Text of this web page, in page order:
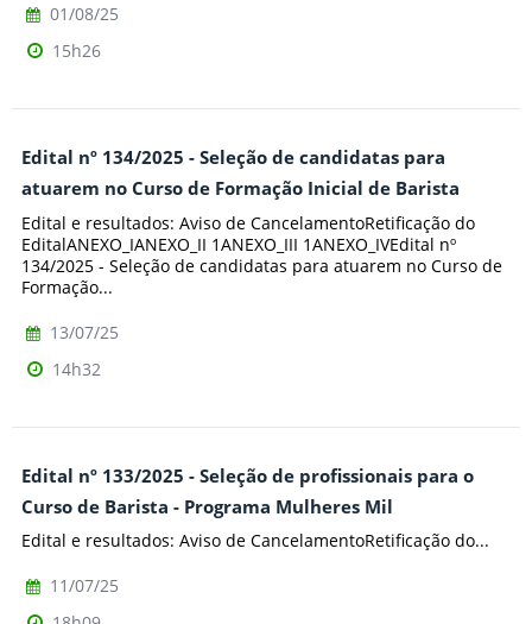
01/08/25
15h26
Edital nº 134/2025 - Seleção de candidatas para
atuarem no Curso de Formação Inicial de Barista
Edital e resultados: Aviso de CancelamentoRetificação do
EditalANEXO_IANEXO_II 1ANEXO_III 1ANEXO_IVEdital nº
134/2025 - Seleção de candidatas para atuarem no Curso de
Formação...
13/07/25
14h32
Edital nº 133/2025 - Seleção de profissionais para o
Curso de Barista - Programa Mulheres Mil
Edital e resultados: Aviso de CancelamentoRetificação do...
11/07/25